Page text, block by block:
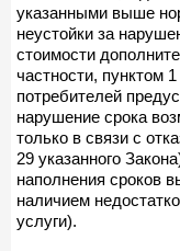
указанными выше
неустойки за
стоимости
частности, пунктом 1
потребителей
нарушение срока
только в связи с
29 указанного
наполнения сроков
наличием
услуги).